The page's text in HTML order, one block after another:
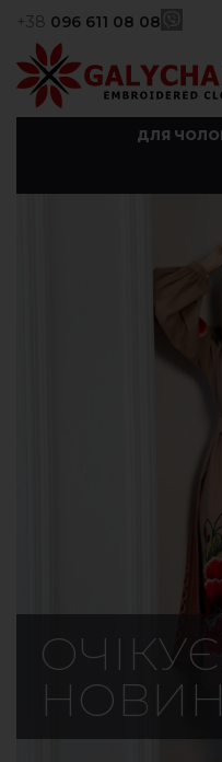
+38 096 611 08 08
ДЛЯ